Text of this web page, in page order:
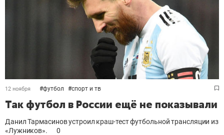
12 ноября #футбол #спорт и тв
Так футбол в России ещё не показывали
Данил Тармасинов устроил краш-тест футбольной трансляции из
«Лужников».
0